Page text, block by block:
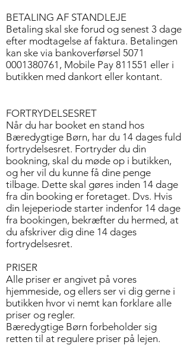
BETALING AF STANDLEJE
Betaling skal ske forud og senest 3 dage
efter modtagelse af faktura. Betalingen
kan ske via bankoverførsel 5071
0001380761 , Mobile Pay 811551 eller i
butikken med dankort eller kontant.
FORTRYDELSESRET
Når du har booket en stand hos
Bæredygtige Børn, har du 14 dages fuld
fortrydelsesret. Fortryder du din
bookning, skal du møde op i butikken,
og her vil du kunne få dine penge
tilbage. Dette skal gøres inden 14 dage
fra din booking er foretaget. Dvs. Hvis
din lejeperiode starter indenfor 14 dage
fra bookingen, bekræfter du hermed, at
du afskriver dig dine 14 dages
fortrydelsesret.
PRISER
Alle priser er angivet på vores
hjemmeside, og ellers ser vi dig gerne i
butikken hvor vi nemt kan forklare alle
priser og regler.
Bæredygtige Børn forbeholder sig
retten til at regulere priser på lejen.